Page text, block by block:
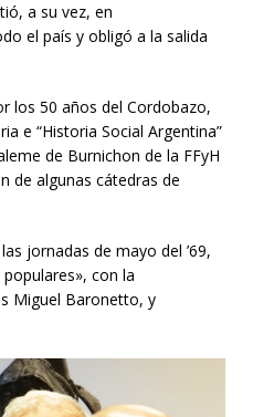
a su vez, en
el país y obligó a la salida
los 50 años del Cordobazo,
e “Historia Social Argentina”
de Burnichon de la FFyH
de algunas cátedras de
jornadas de mayo del ’69,
con la
Miguel Baronetto, y